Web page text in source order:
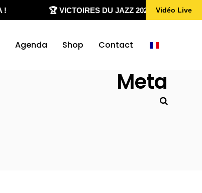
🏆 VICTOIRES DU JAZZ 2020-2026Vidéo Live
Agenda Shop Contact
Meta